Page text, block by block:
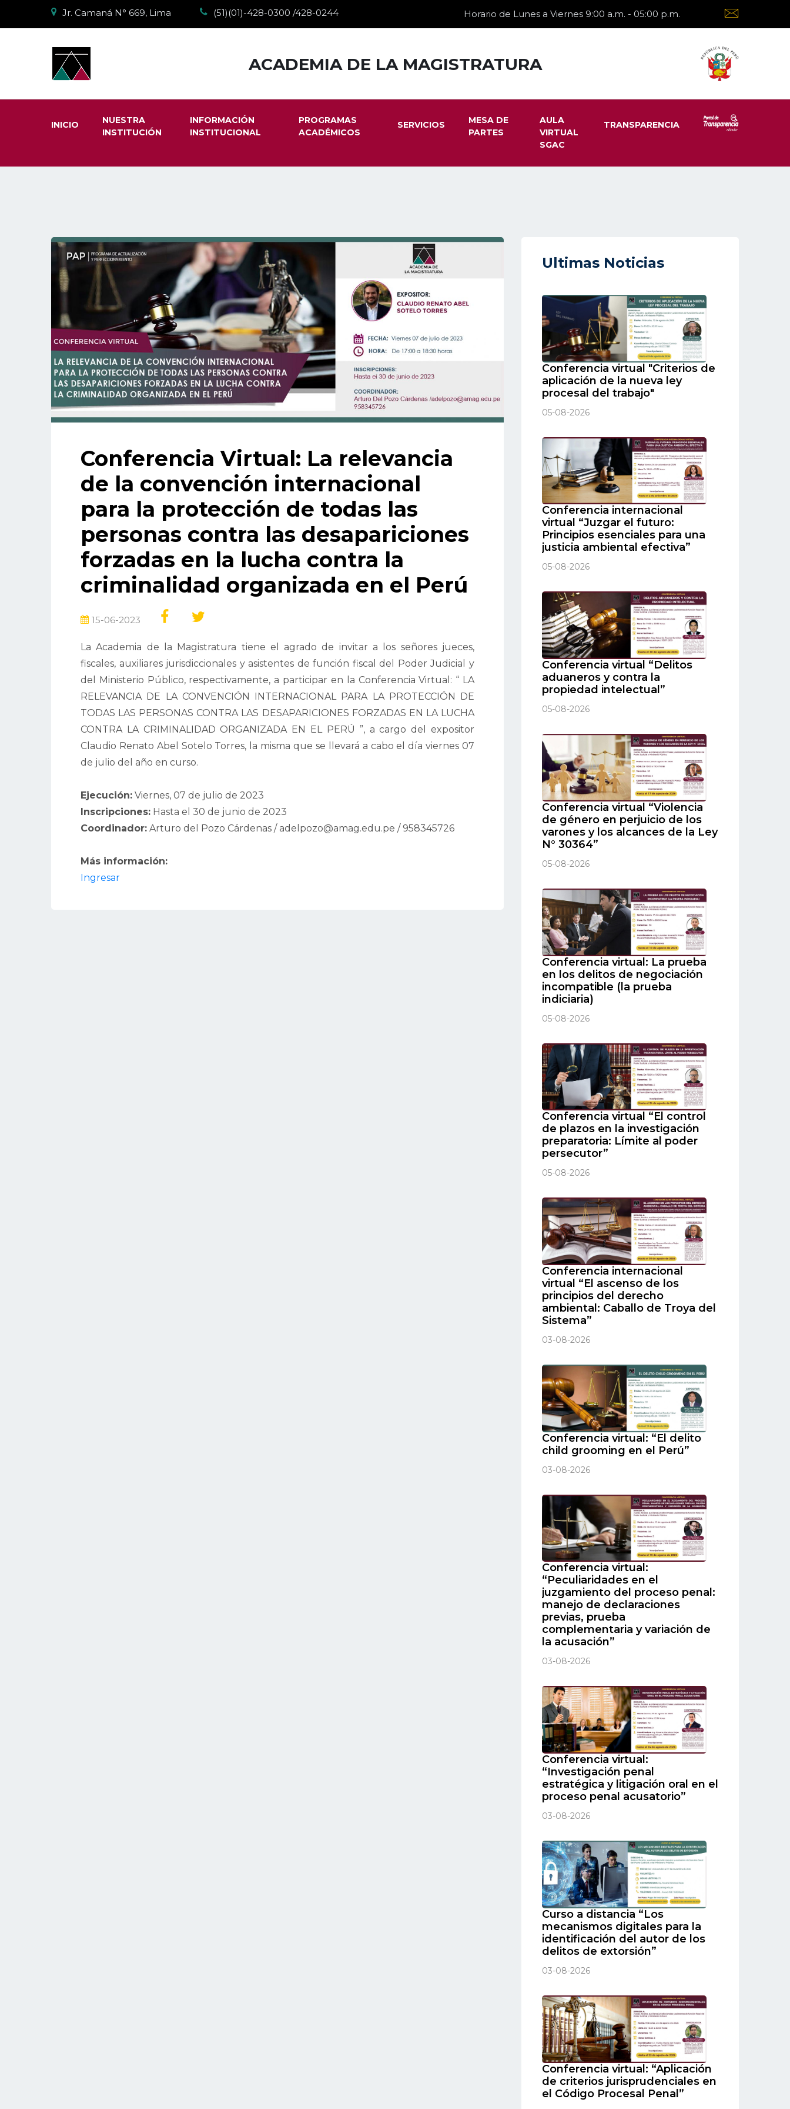
Jr. Camaná N° 669, Lima (51)(01)-428-0300 /428-0244 Horario de Lunes a Viernes 9:00 a.m. - 05:00 p.m.
ACADEMIA DE LA MAGISTRATURA
INICIO
NUESTRA
INSTITUCIÓN
INFORMACIÓN
INSTITUCIONAL
PROGRAMAS
ACADÉMICOS
SERVICIOS
MESA DE
PARTES
AULA
VIRTUAL
SGAC
TRANSPARENCIA
Conferencia Virtual: La relevancia
de la convención internacional
para la protección de todas las
personas contra las desapariciones
forzadas en la lucha contra la
criminalidad organizada en el Perú
15-06-2023
La Academia de la Magistratura tiene el agrado de invitar a los señores jueces,
fiscales, auxiliares jurisdiccionales y asistentes de función fiscal del Poder Judicial y
del Ministerio Público, respectivamente, a participar en la Conferencia Virtual: “ LA
RELEVANCIA DE LA CONVENCIÓN INTERNACIONAL PARA LA PROTECCIÓN DE
TODAS LAS PERSONAS CONTRA LAS DESAPARICIONES FORZADAS EN LA LUCHA
CONTRA LA CRIMINALIDAD ORGANIZADA EN EL PERÚ ”, a cargo del expositor
Claudio Renato Abel Sotelo Torres, la misma que se llevará a cabo el día viernes 07
de julio del año en curso.
Ejecución: Viernes, 07 de julio de 2023
Inscripciones: Hasta el 30 de junio de 2023
Coordinador: Arturo del Pozo Cárdenas / adelpozo@amag.edu.pe / 958345726
Más información:
Ingresar
Ultimas Noticias
Conferencia virtual "Criterios de
aplicación de la nueva ley
procesal del trabajo"
05-08-2026
Conferencia internacional
virtual “Juzgar el futuro:
Principios esenciales para una
justicia ambiental efectiva”
05-08-2026
Conferencia virtual “Delitos
aduaneros y contra la
propiedad intelectual”
05-08-2026
Conferencia virtual “Violencia
de género en perjuicio de los
varones y los alcances de la Ley
N° 30364”
05-08-2026
Conferencia virtual: La prueba
en los delitos de negociación
incompatible (la prueba
indiciaria)
05-08-2026
Conferencia virtual “El control
de plazos en la investigación
preparatoria: Límite al poder
persecutor”
05-08-2026
Conferencia internacional
virtual “El ascenso de los
principios del derecho
ambiental: Caballo de Troya del
Sistema”
03-08-2026
Conferencia virtual: “El delito
child grooming en el Perú”
03-08-2026
Conferencia virtual:
“Peculiaridades en el
juzgamiento del proceso penal:
manejo de declaraciones
previas, prueba
complementaria y variación de
la acusación”
03-08-2026
Conferencia virtual:
“Investigación penal
estratégica y litigación oral en el
proceso penal acusatorio”
03-08-2026
Curso a distancia “Los
mecanismos digitales para la
identificación del autor de los
delitos de extorsión”
03-08-2026
Conferencia virtual: “Aplicación
de criterios jurisprudenciales en
el Código Procesal Penal”